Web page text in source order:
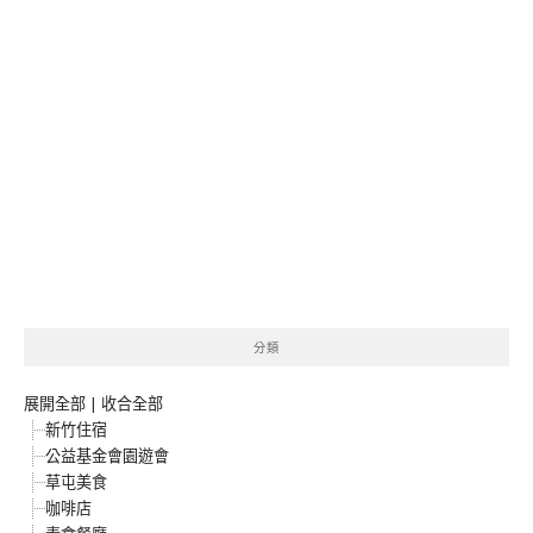
分類
展開全部 | 收合全部
新竹住宿
公益基金會園遊會
草屯美食
咖啡店